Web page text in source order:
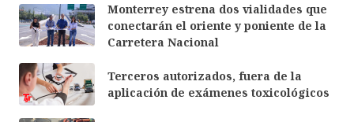
Monterrey estrena dos vialidades que
conectarán el oriente y poniente de la
Carretera Nacional
Terceros autorizados, fuera de la
aplicación de exámenes toxicológicos